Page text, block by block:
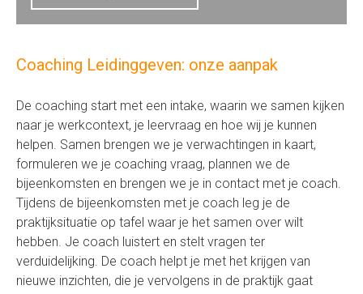
Coaching Leidinggeven: onze aanpak
De coaching start met een intake, waarin we samen kijken
naar je werkcontext, je leervraag en hoe wij je kunnen
helpen. Samen brengen we je verwachtingen in kaart,
formuleren we je coaching vraag, plannen we de
bijeenkomsten en brengen we je in contact met je coach.
Tijdens de bijeenkomsten met je coach leg je de
praktijksituatie op tafel waar je het samen over wilt
hebben. Je coach luistert en stelt vragen ter
verduidelijking. De coach helpt je met het krijgen van
nieuwe inzichten, die je vervolgens in de praktijk gaat